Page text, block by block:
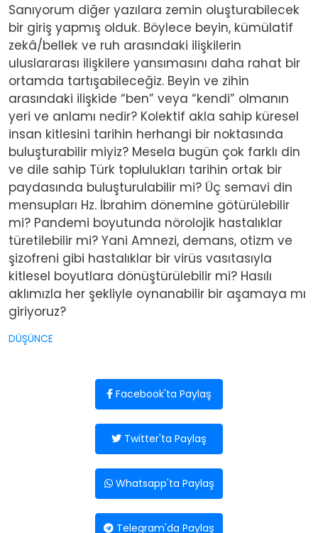
Sanıyorum diğer yazılara zemin oluşturabilecek
bir giriş yapmış olduk. Böylece beyin, kümülatif
zekâ/bellek ve ruh arasındaki ilişkilerin
uluslararası ilişkilere yansımasını daha rahat bir
ortamda tartışabileceğiz. Beyin ve zihin
arasındaki ilişkide “ben” veya “kendi” olmanın
yeri ve anlamı nedir? Kolektif akla sahip küresel
insan kitlesini tarihin herhangi bir noktasında
buluşturabilir miyiz? Mesela bugün çok farklı din
ve dile sahip Türk toplulukları tarihin ortak bir
paydasında buluşturulabilir mi? Üç semavi din
mensupları Hz. İbrahim dönemine götürülebilir
mi? Pandemi boyutunda nörolojik hastalıklar
türetilebilir mi? Yani Amnezi, demans, otizm ve
şizofreni gibi hastalıklar bir virüs vasıtasıyla
kitlesel boyutlara dönüştürülebilir mi? Hasılı
aklımızla her şekliyle oynanabilir bir aşamaya mı
giriyoruz?
DÜŞÜNCE
Facebook'ta Paylaş
Twitter'ta Paylaş
Whatsapp'ta Paylaş
Telegram'da Paylaş